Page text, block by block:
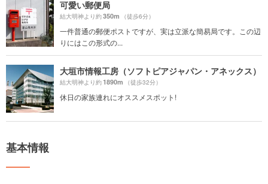
可愛い郵便局
結大明神より約350m （徒歩6分）
一件普通の郵便ポストですが、実は立派な簡易局です。この辺
りにはこの形式の...
大垣市情報工房（ソフトピアジャパン・アネックス）
結大明神より約1890m （徒歩32分）
休日の家族連れにオススメスポット!
基本情報